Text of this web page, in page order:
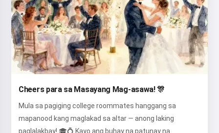
Cheers para sa Masayang Mag-asawa! 🎊
Mula sa pagiging college roommates hanggang sa
mapanood kang maglakad sa altar — anong laking
paglalakbay! 🎓💍 Kayo ang buhay na patunay na